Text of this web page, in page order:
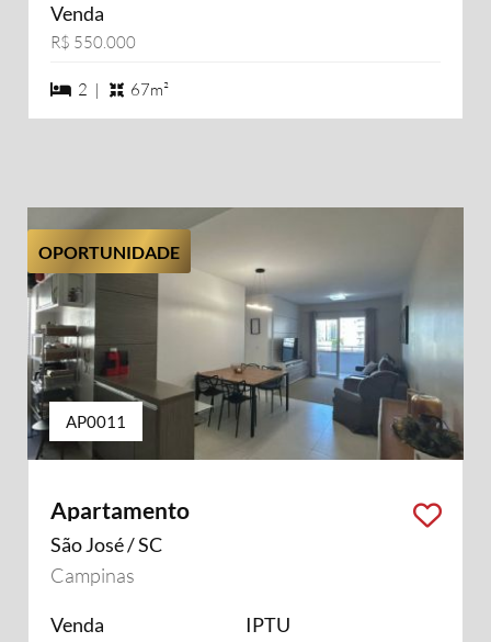
Venda
R$ 550.000
2 dormiórios
2 | 67m²
OPORTUNIDADE
AP0011
Apartamento
São José / SC
Campinas
Venda IPTU